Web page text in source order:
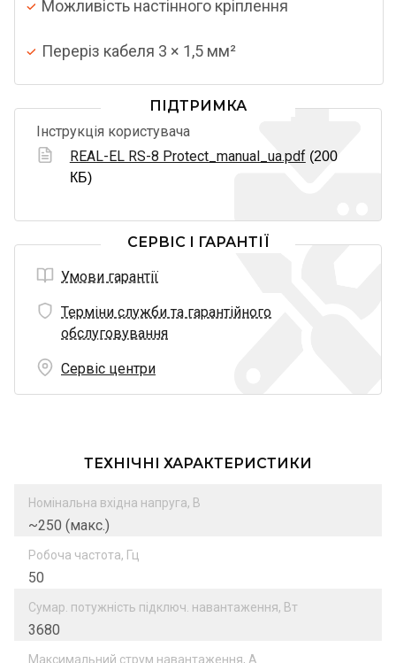
Можливість настінного кріплення
Переріз кабеля 3 × 1,5 мм²
ПІДТРИМКА
Інструкція користувача
REAL-EL RS-8 Protect_manual_ua.pdf (200
КБ)
СЕРВІС І ГАРАНТІЇ
Умови гарантії
Терміни служби та гарантійного
обслуговування
Сервіс центри
ТЕХНІЧНІ ХАРАКТЕРИСТИКИ
Номінальна вхідна напруга, В
~250 (макс.)
Робоча частота, Гц
50
Сумар. потужність підключ. навантаження, Вт
3680
Максимальний струм навантаження, А